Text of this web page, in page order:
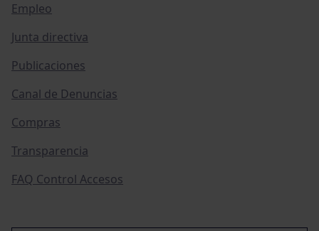
Empleo
Junta directiva
Publicaciones
Canal de Denuncias
Compras
Transparencia
FAQ Control Accesos